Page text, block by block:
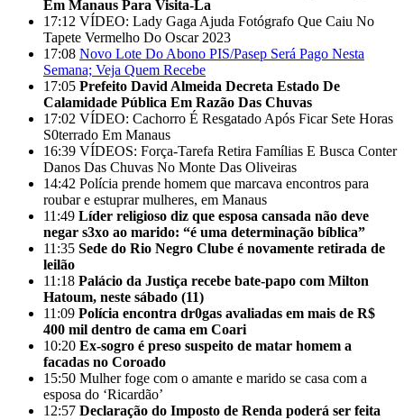
Em Manaus Para Visita-La
17:12 VÍDEO: Lady Gaga Ajuda Fotógrafo Que Caiu No
Tapete Vermelho Do Oscar 2023
17:08 Novo Lote Do Abono PIS/Pasep Será Pago Nesta
Semana; Veja Quem Recebe
17:05 Prefeito David Almeida Decreta Estado De
Calamidade Pública Em Razão Das Chuvas
17:02 VÍDEO: Cachorro É Resgatado Após Ficar Sete Horas
S0terrado Em Manaus
16:39 VÍDEOS: Força-Tarefa Retira Famílias E Busca Conter
Danos Das Chuvas No Monte Das Oliveiras
14:42 Polícia prende homem que marcava encontros para
roubar e estuprar mulheres, em Manaus
11:49 Líder religioso diz que esposa cansada não deve
negar s3xo ao marido: “é uma determinação bíblica”
11:35 Sede do Rio Negro Clube é novamente retirada de
leilão
11:18 Palácio da Justiça recebe bate-papo com Milton
Hatoum, neste sábado (11)
11:09 Polícia encontra dr0gas avaliadas em mais de R$
400 mil dentro de cama em Coari
10:20 Ex-sogro é preso suspeito de matar homem a
facadas no Coroado
15:50 Mulher foge com o amante e marido se casa com a
esposa do ‘Ricardão’
12:57 Declaração do Imposto de Renda poderá ser feita